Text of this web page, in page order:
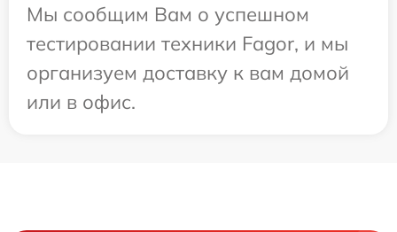
Мы сообщим Вам о успешном
тестировании техники Fagor, и мы
организуем доставку к вам домой
или в офис.